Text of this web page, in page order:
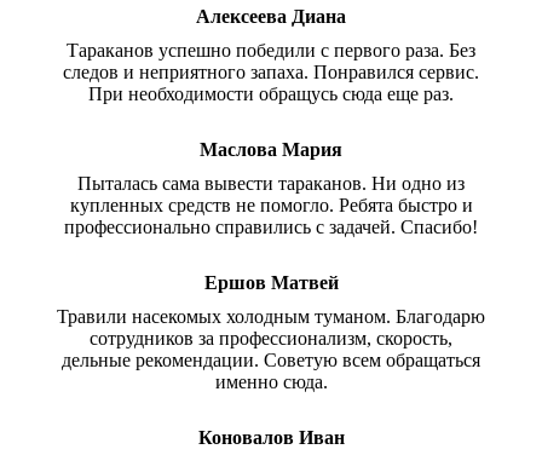
Алексеева Диана
Тараканов успешно победили с первого раза. Без
следов и неприятного запаха. Понравился сервис.
При необходимости обращусь сюда еще раз.
Маслова Мария
Пыталась сама вывести тараканов. Ни одно из
купленных средств не помогло. Ребята быстро и
профессионально справились с задачей. Спасибо!
Ершов Матвей
Травили насекомых холодным туманом. Благодарю
сотрудников за профессионализм, скорость,
дельные рекомендации. Советую всем обращаться
именно сюда.
Коновалов Иван